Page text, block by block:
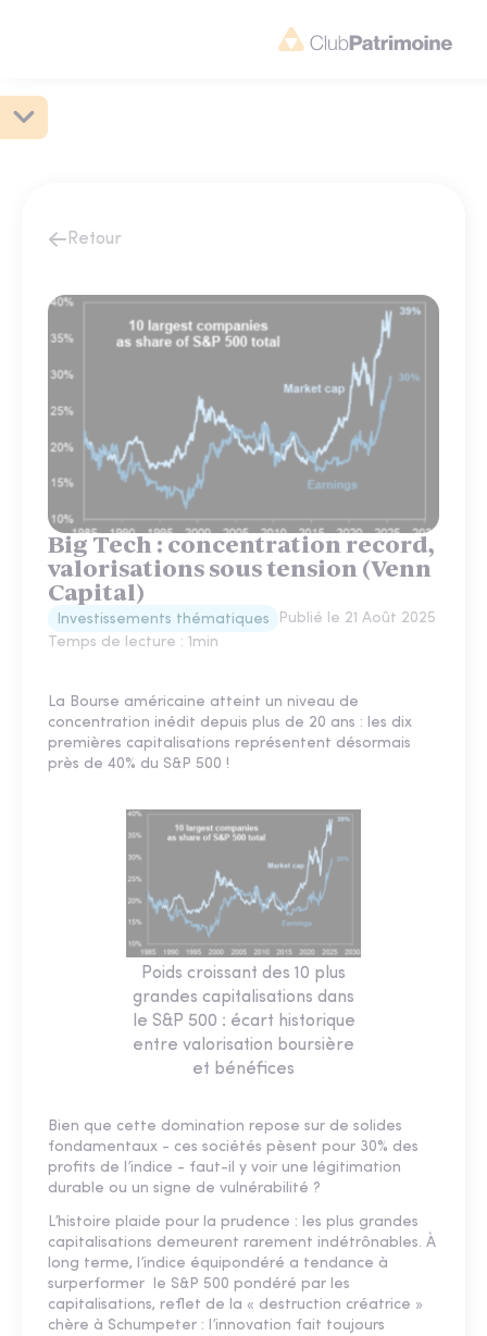
Retour
Big Tech : concentration record,
valorisations sous tension (Venn
Capital)
Investissements thématiques Publié le 21 Août 2025
Temps de lecture : 1min
La Bourse américaine atteint un niveau de
concentration inédit depuis plus de 20 ans : les dix
premières capitalisations représentent désormais
près de 40% du S&P 500 !
Poids croissant des 10 plus
grandes capitalisations dans
le S&P 500 : écart historique
entre valorisation boursière
et bénéfices
Bien que cette domination repose sur de solides
fondamentaux - ces sociétés pèsent pour 30% des
profits de l’indice - faut-il y voir une légitimation
durable ou un signe de vulnérabilité ?
L’histoire plaide pour la prudence : les plus grandes
capitalisations demeurent rarement indétrônables. À
long terme, l’indice équipondéré a tendance à
surperformer le S&P 500 pondéré par les
capitalisations, reflet de la « destruction créatrice »
chère à Schumpeter : l’innovation fait toujours